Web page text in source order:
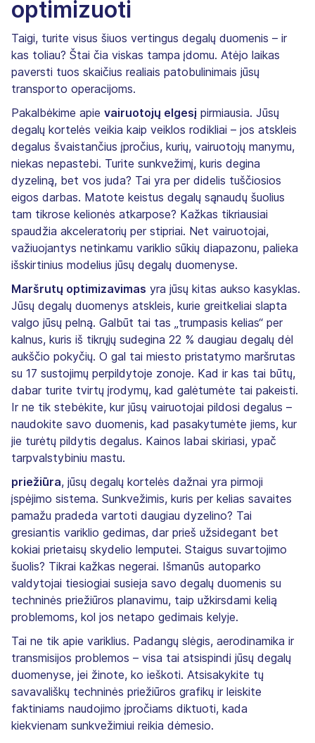
optimizuoti
Taigi, turite visus šiuos vertingus degalų duomenis – ir
kas toliau? Štai čia viskas tampa įdomu. Atėjo laikas
paversti tuos skaičius realiais patobulinimais jūsų
transporto operacijoms.
Pakalbėkime apie vairuotojų elgesį pirmiausia. Jūsų
degalų kortelės veikia kaip veiklos rodikliai – jos atskleis
degalus švaistančius įpročius, kurių, vairuotojų manymu,
niekas nepastebi. Turite sunkvežimį, kuris degina
dyzeliną, bet vos juda? Tai yra per didelis tuščiosios
eigos darbas. Matote keistus degalų sąnaudų šuolius
tam tikrose kelionės atkarpose? Kažkas tikriausiai
spaudžia akceleratorių per stipriai. Net vairuotojai,
važiuojantys netinkamu variklio sūkių diapazonu, palieka
išskirtinius modelius jūsų degalų duomenyse.
Maršrutų optimizavimas yra jūsų kitas aukso kasyklas.
Jūsų degalų duomenys atskleis, kurie greitkeliai slapta
valgo jūsų pelną. Galbūt tai tas „trumpasis kelias“ per
kalnus, kuris iš tikrųjų sudegina 22 % daugiau degalų dėl
aukščio pokyčių. O gal tai miesto pristatymo maršrutas
su 17 sustojimų perpildytoje zonoje. Kad ir kas tai būtų,
dabar turite tvirtų įrodymų, kad galėtumėte tai pakeisti.
Ir ne tik stebėkite, kur jūsų vairuotojai pildosi degalus –
naudokite savo duomenis, kad pasakytumėte jiems, kur
jie turėtų pildytis degalus. Kainos labai skiriasi, ypač
tarpvalstybiniu mastu.
priežiūra, jūsų degalų kortelės dažnai yra pirmoji
įspėjimo sistema. Sunkvežimis, kuris per kelias savaites
pamažu pradeda vartoti daugiau dyzelino? Tai
gresiantis variklio gedimas, dar prieš užsidegant bet
kokiai prietaisų skydelio lemputei. Staigus suvartojimo
šuolis? Tikrai kažkas negerai. Išmanūs autoparko
valdytojai tiesiogiai susieja savo degalų duomenis su
techninės priežiūros planavimu, taip užkirsdami kelią
problemoms, kol jos netapo gedimais kelyje.
Tai ne tik apie variklius. Padangų slėgis, aerodinamika ir
transmisijos problemos – visa tai atsispindi jūsų degalų
duomenyse, jei žinote, ko ieškoti. Atsisakykite tų
savavališkų techninės priežiūros grafikų ir leiskite
faktiniams naudojimo įpročiams diktuoti, kada
kiekvienam sunkvežimiui reikia dėmesio.